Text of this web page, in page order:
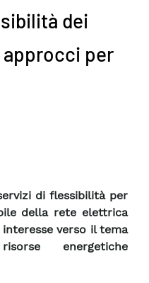
dei
per
di flessibilità per
della rete elettrica
verso il tema
energetiche